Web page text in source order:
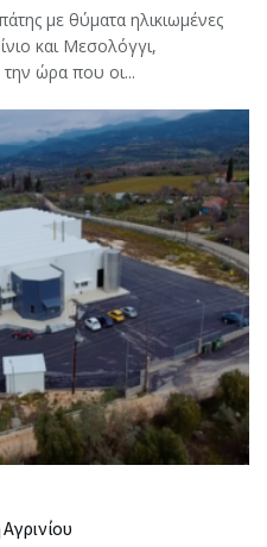
με θύματα ηλικιωμένες
και Μεσολόγγι,
ώρα που οι...